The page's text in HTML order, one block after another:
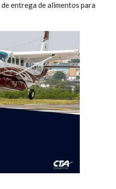
entrega de alimentos para